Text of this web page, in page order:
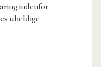
indenfor
uheldige